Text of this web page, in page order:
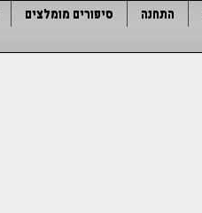
התחנה סיפורים מומלצים